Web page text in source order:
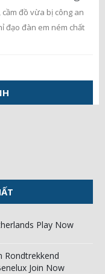
đồ vừa bị công an
đạo đàn em ném chất
Play Now
Rondtrekkend
Join Now